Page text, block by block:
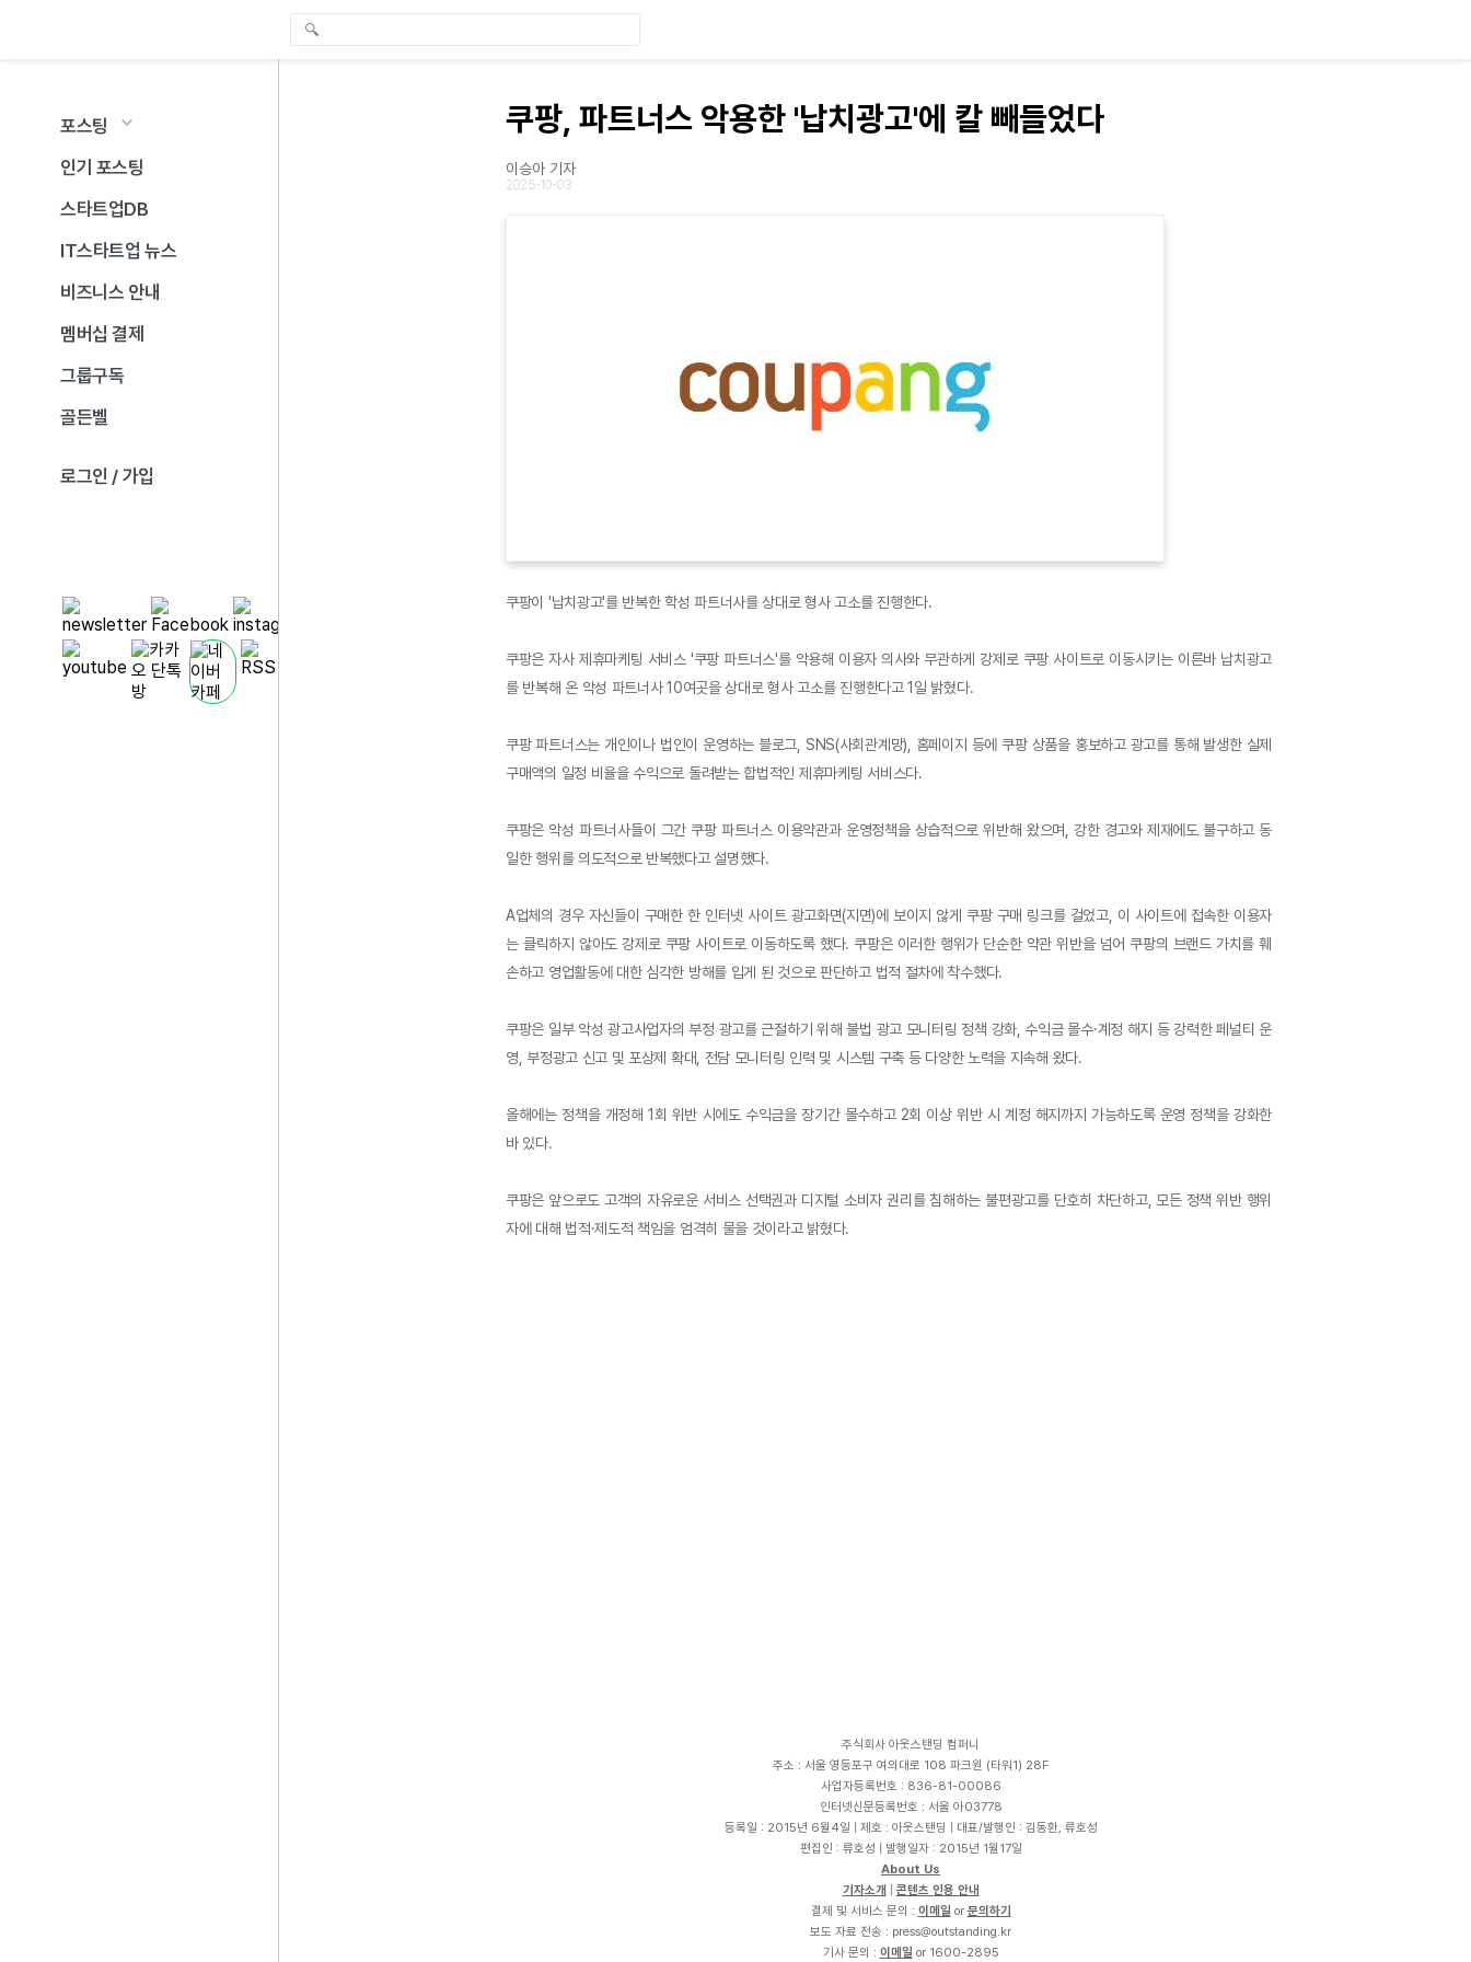
포스팅
인기 포스팅
스타트업DB
IT스타트업 뉴스
비즈니스 안내
멤버십 결제
그룹구독
골든벨
로그인 / 가입
쿠팡, 파트너스 악용한 '납치광고'에 칼 빼들었다
이승아 기자
2025-10-03
쿠팡이 '납치광고'를 반복한 학성 파트너사를 상대로 형사 고소를 진행한다.
쿠팡은 자사 제휴마케팅 서비스 '쿠팡 파트너스'를 악용해 이용자 의사와 무관하게 강제로 쿠팡 사이트로 이동시키는 이른바 납치광고
를 반복해 온 악성 파트너사 10여곳을 상대로 형사 고소를 진행한다고 1일 밝혔다.
쿠팡 파트너스는 개인이나 법인이 운영하는 블로그, SNS(사회관계망), 홈페이지 등에 쿠팡 상품을 홍보하고 광고를 통해 발생한 실제
구매액의 일정 비율을 수익으로 돌려받는 합법적인 제휴마케팅 서비스다.
쿠팡은 악성 파트너사들이 그간 쿠팡 파트너스 이용약관과 운영정책을 상습적으로 위반해 왔으며, 강한 경고와 제재에도 불구하고 동
일한 행위를 의도적으로 반복했다고 설명했다.
A업체의 경우 자신들이 구매한 한 인터넷 사이트 광고화면(지면)에 보이지 않게 쿠팡 구매 링크를 걸었고, 이 사이트에 접속한 이용자
는 클릭하지 않아도 강제로 쿠팡 사이트로 이동하도록 했다. 쿠팡은 이러한 행위가 단순한 약관 위반을 넘어 쿠팡의 브랜드 가치를 훼
손하고 영업활동에 대한 심각한 방해를 입게 된 것으로 판단하고 법적 절차에 착수했다.
쿠팡은 일부 악성 광고사업자의 부정 광고를 근절하기 위해 불법 광고 모니터링 정책 강화, 수익금 몰수·계정 해지 등 강력한 페널티 운
영, 부정광고 신고 및 포상제 확대, 전담 모니터링 인력 및 시스템 구축 등 다양한 노력을 지속해 왔다.
올해에는 정책을 개정해 1회 위반 시에도 수익금을 장기간 몰수하고 2회 이상 위반 시 계정 해지까지 가능하도록 운영 정책을 강화한
바 있다.
쿠팡은 앞으로도 고객의 자유로운 서비스 선택권과 디지털 소비자 권리를 침해하는 불편광고를 단호히 차단하고, 모든 정책 위반 행위
자에 대해 법적·제도적 책임을 엄격히 물을 것이라고 밝혔다.
주식회사 아웃스탠딩 컴퍼니
주소 : 서울 영등포구 여의대로 108 파크원 (타워1) 28F
사업자등록번호 : 836-81-00086
인터넷신문등록번호 : 서울 아03778
등록일 : 2015년 6월4일 | 제호 : 아웃스탠딩 | 대표/발행인 : 김동환, 류호성
편집인 : 류호성 | 발행일자 : 2015년 1월17일
About Us
기자소개| 콘텐츠 인용 안내
결제 및 서비스 문의 : 이메일 or 문의하기
보도 자료 전송 :
r
k
g
n
i
d
n
a
t
s
t
u
o
@
s
s
e
r
p
기사 문의 : 이메일 or 1600-2895